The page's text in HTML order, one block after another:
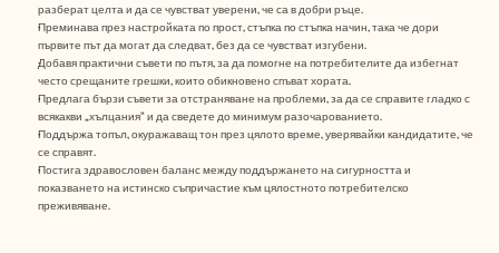
разберат целта и да се чувстват уверени, че са в добри ръце.
Преминава през настройката по прост, стъпка по стъпка начин, така че дори
първите път да могат да следват, без да се чувстват изгубени.
Добавя практични съвети по пътя, за да помогне на потребителите да избегнат
често срещаните грешки, които обикновено спъват хората.
Предлага бързи съвети за отстраняване на проблеми, за да се справите гладко с
всякакви „хълцания“ и да сведете до минимум разочарованието.
Поддържа топъл, окуражаващ тон през цялото време, уверявайки кандидатите, че
се справят.
Постига здравословен баланс между поддържането на сигурността и
показването на истинско съпричастие към цялостното потребителско
преживяване.